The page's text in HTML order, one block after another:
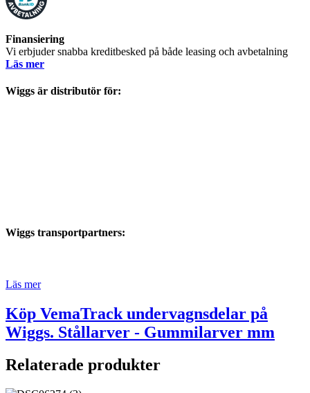
Finansiering
Vi erbjuder snabba kreditbesked på både leasing och avbetalning
Läs mer
Wiggs är distributör för:
Wiggs transportpartners:
Läs mer
Köp VemaTrack undervagnsdelar på
Wiggs. Stållarver - Gummilarver mm
Relaterade produkter